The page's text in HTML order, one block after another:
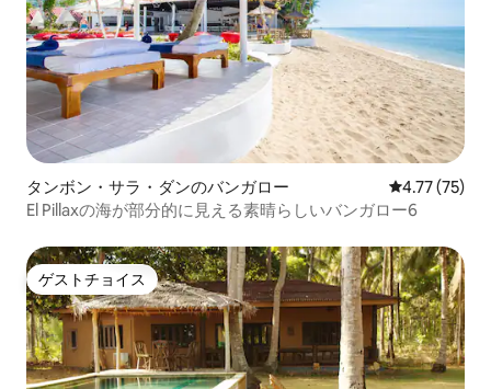
タンボン・サラ・ダンのバンガロー レビュー75
4.77 (75)
El Pillaxの海が部分的に見える素晴らしいバンガロー6
ゲストチョイス
ゲストチョイス